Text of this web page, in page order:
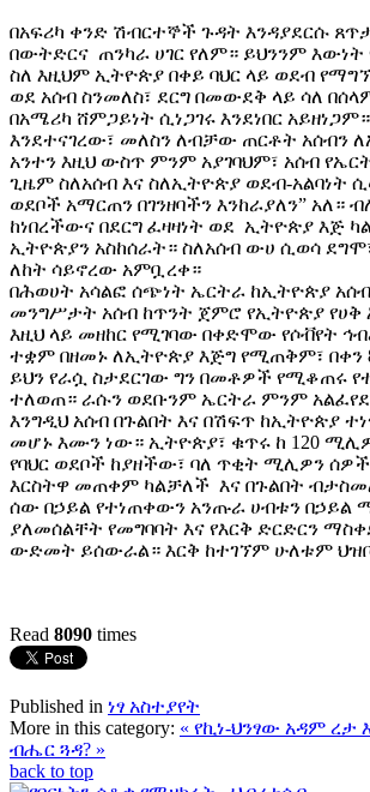
በአፍሪካ ቀንድ ሽብርተኞች ጉዳት እንዳያደርሱ
በውትድርና ጠንካራ ሀገር የለም። ይህንንም
ስለ እዚህም ኢትዮጵያ በቀይ ባህር ላይ ወደብ
ወደ አሰብ ስንመለስ፣ ደርግ በመውደቅ ላይ ሳለ
በአሜሪካ ሸምጋይነት ሲነጋገሩ እንደነበር
እንደተናገረው፣ መለስን ለብቻው ጠርቶት አሰብን
አንተን እዚህ ውስጥ ምንም አያገባህም፣ አሰብ
ጊዜም ስለአሰብ እና ስለኢትዮጵያ ወደብ-አልባነት
ወደቦች አማርጠን በገንዘባችን እንከራያለን”
ከነበረችውና በደርግ ፈዛዛነት ወደ ኢትዮጵያ እጅ
ኢትዮጵያን አስከሰራት። ስለአሰብ ውሀ ሲወሳ
ለከት ሳይኖረው አምቧረቀ።
በሕወሀት አሳልፎ ሰጭነት ኤርትራ ከኢትዮጵያ
መንግሥታት አሰብ ከጥንት ጀምሮ የኢትዮጵያ
እዚህ ላይ መዘከር የሚገባው በቀድሞው የሶቭየት
ተቋም በዘመኑ ለኢትዮጵያ እጅግ የሚጠቅም፣ በቀን
ይህን የራሷ ስታደርገው ግን በመቶዎች
ተለወጠ። ራሱን ወደቡንም ኤርትራ ምንም
እንግዲህ አሰብ በጉልበት እና በሽፍጥ ከኢትዮጵያ
መሆኑ እሙን ነው። ኢትዮጵያ፣ ቁጥሩ ከ 120
የባህር ወደቦች ከያዘችው፣ ባለ ጥቂት ሚሊዎን
እርስትዋ መጠቀም ካልቻለች እና በጉልበት
ሰው በኃይል የተነጠቀውን አንጡራ ሀብቱን በኃይል
ያለመሰልቸት የመግባባት እና የእርቅ ድርድርን
ውድመት ይሰውራል። እርቅ ከተገኘም ሁለቱም
Read 8090 times
Published in ነፃ አስተያየት
More in this category: « የኪነ-ህንፃው አዳም ረታ
ብሔር ጓዳ? »
back to top